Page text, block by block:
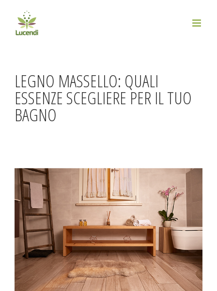
contenuto
LEGNO MASSELLO: QUALI
ESSENZE SCEGLIERE PER IL TUO
BAGNO